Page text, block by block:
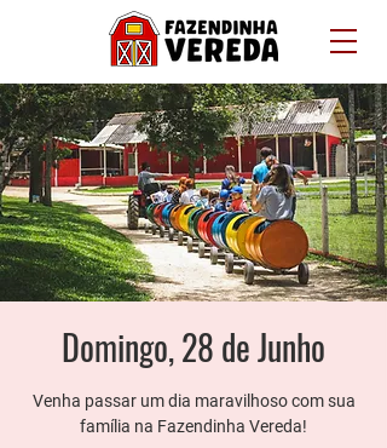
Domingo, 28 de Junho
Venha passar um dia maravilhoso com sua
família na Fazendinha Vereda!